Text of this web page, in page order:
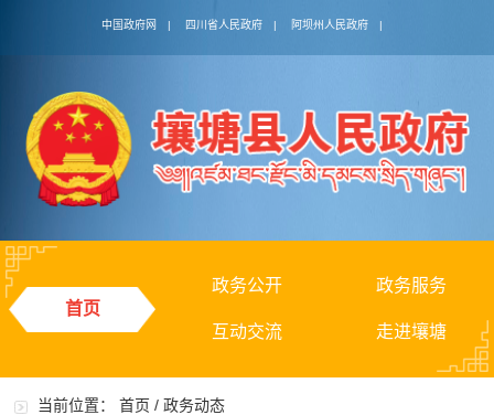
中国政府网 | 四川省人民政府 | 阿坝州人民政府 |
首页
政务公开 政务服务
互动交流 走进壤塘
当前位置：首页 /政务动态